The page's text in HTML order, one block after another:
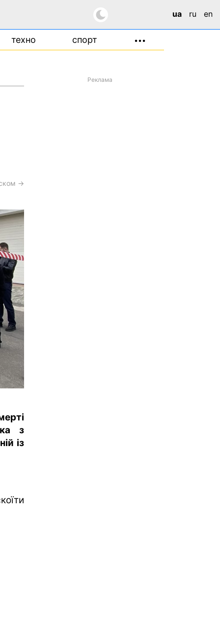
ua ru en
техно спорт •••
→
з
із
Реклама